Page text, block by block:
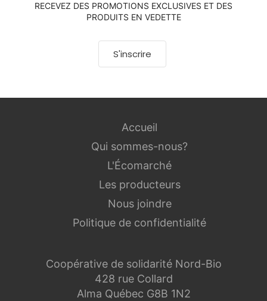
RECEVEZ DES PROMOTIONS EXCLUSIVES ET DES
PRODUITS EN VEDETTE
S'inscrire
Coopérative de solidarité Nord-Bio
428 rue Collard
Alma Québec G8B 1N2
Accueil
Qui sommes-nous?
L'Écomarché
Les producteurs
Nous joindre
Politique de confidentialité